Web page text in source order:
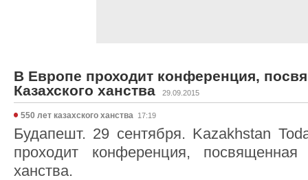
В Европе проходит конференция,
Казахского ханства
29.09.2015
550 лет казахского ханства 17:19
Будапешт. 29 сентября. Kazakhstan
проходит конференция, посвященная
ханства.